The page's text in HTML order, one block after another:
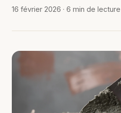
16 février 2026 · 6 min de